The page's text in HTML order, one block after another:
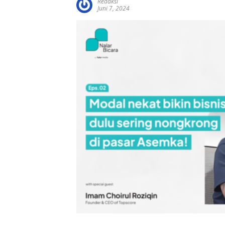
Juni 7, 2024